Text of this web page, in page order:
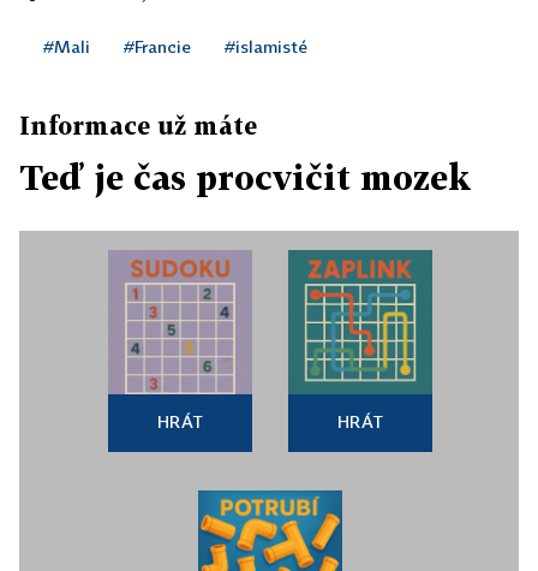
#Mali #Francie #islamisté
Informace už máte
Teď je čas procvičit mozek
HRÁT HRÁT